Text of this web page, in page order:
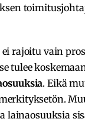
rajoitu vain
tulee
. Eikä
lainaosuuksia